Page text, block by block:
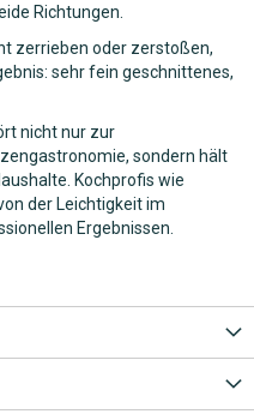
Richtungen.
zerrieben oder zerstoßen,
sehr fein geschnittenes,
nicht nur zur
sondern hält
Kochprofis wie
der Leichtigkeit im
Ergebnissen.